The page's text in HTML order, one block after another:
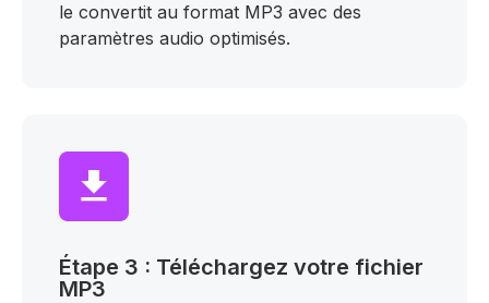
le convertit au format MP3 avec des
paramètres audio optimisés.
Étape 3 : Téléchargez votre fichier
MP3